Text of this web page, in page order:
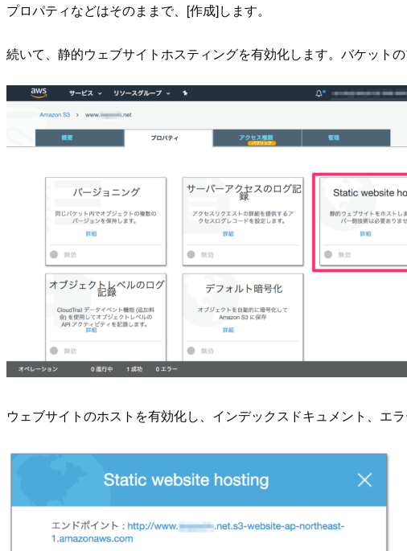
プロパティなどはそのままで、[作成]します。
続いて、静的ウェブサイトホスティングを有効化します。バケット
ウェブサイトのホストを有効化し、インデックスドキュメント、エ